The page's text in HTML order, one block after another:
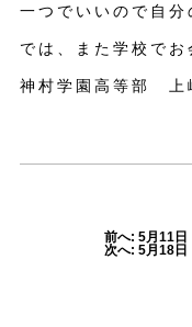
一つでいいので自分
では、また学校でお
神村学園高等部 上
前へ: 5月11日
次へ: 5月18日